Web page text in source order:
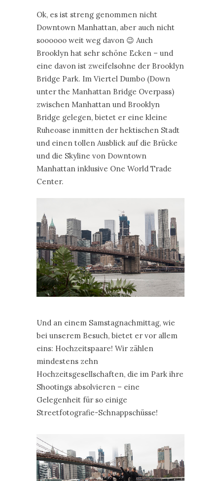
Ok, es ist streng genommen nicht
Downtown Manhattan, aber auch nicht
soooooo weit weg davon 😉 Auch
Brooklyn hat sehr schöne Ecken – und
eine davon ist zweifelsohne der Brooklyn
Bridge Park. Im Viertel Dumbo (Down
unter the Manhattan Bridge Overpass)
zwischen Manhattan und Brooklyn
Bridge gelegen, bietet er eine kleine
Ruheoase inmitten der hektischen Stadt
und einen tollen Ausblick auf die Brücke
und die Skyline von Downtown
Manhattan inklusive One World Trade
Center.
Und an einem Samstagnachmittag, wie
bei unserem Besuch, bietet er vor allem
eins: Hochzeitspaare! Wir zählen
mindestens zehn
Hochzeitsgesellschaften, die im Park ihre
Shootings absolvieren – eine
Gelegenheit für so einige
Streetfotografie-Schnappschüsse!